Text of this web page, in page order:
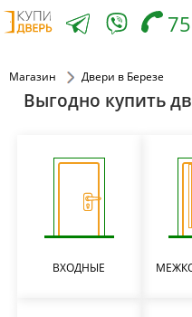
Магазин Двери в Березе
Выгодно купить
ВХОДНЫЕ